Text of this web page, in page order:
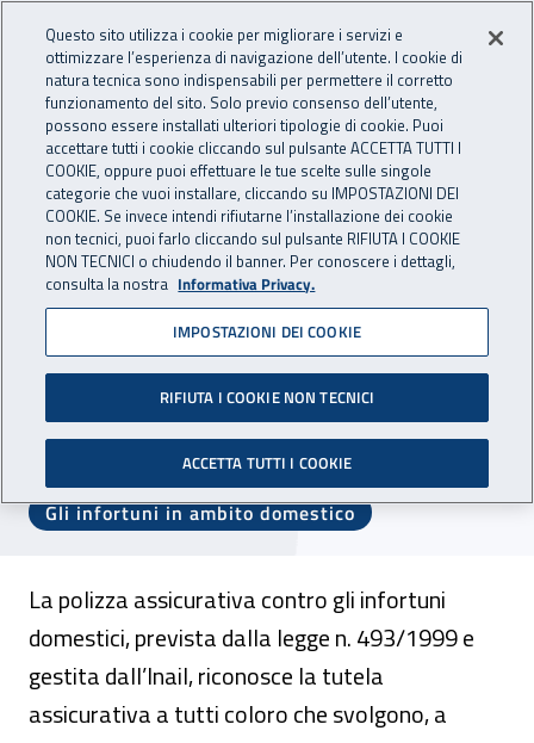
INAIL - Istituto Nazionale
ASSICURAZIONE Apri cerca
Navigazione principale
Navigazione - Ti trovi in:
Home Assicurazione Assicurazioni speciali
Lavoro domestico
(casalinghe/i)
Lavoro domestico
(casalinghe/i)
L'assicurazione in ambito domestico
Gli infortuni in ambito domestico
La polizza assicurativa contro gli infortuni
domestici, prevista dalla legge n. 493/1999 e
gestita dall’Inail, riconosce la tutela
assicurativa a tutti coloro che svolgono, a
Questo sito utilizza i cookie per migliorare i servizi e
ottimizzare l’esperienza di navigazione dell’utente. I cookie di
natura tecnica sono indispensabili per permettere il corretto
funzionamento del sito. Solo previo consenso dell’utente,
possono essere installati ulteriori tipologie di cookie. Puoi
accettare tutti i cookie cliccando sul pulsante ACCETTA TUTTI I
COOKIE, oppure puoi effettuare le tue scelte sulle singole
categorie che vuoi installare, cliccando su IMPOSTAZIONI DEI
COOKIE. Se invece intendi rifiutarne l’installazione dei cookie
non tecnici, puoi farlo cliccando sul pulsante RIFIUTA I COOKIE
NON TECNICI o chiudendo il banner. Per conoscere i dettagli,
consulta la nostra Informativa Privacy.
IMPOSTAZIONI DEI COOKIE
RIFIUTA I COOKIE NON TECNICI
ACCETTA TUTTI I COOKIE